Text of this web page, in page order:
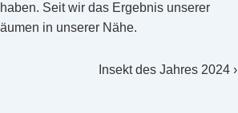
Seit wir das Ergebnis unserer
in unserer Nähe.
Nächster
Insekt des Jahres 2024 ›